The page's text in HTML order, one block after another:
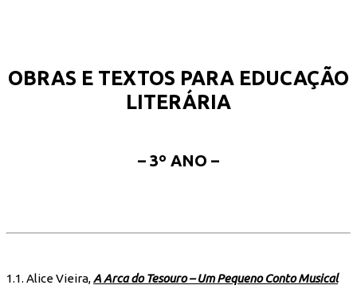
OBRAS E TEXTOS PARA EDUCAÇÃO
LITERÁRIA
– 3º ANO –
1.1. Alice Vieira,A Arca do Tesouro – Um Pequeno Conto Musical